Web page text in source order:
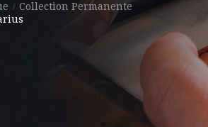
Collection Permanente